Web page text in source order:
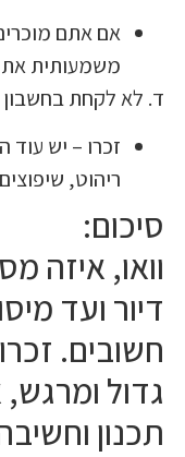
אתם מוכרים,
את ערך
בחשבון עלויות
– יש עוד
שיפוצים…)
איזה מסע
ועד מיסוי,
זכרו,
ומרגש,
וחשיבה.